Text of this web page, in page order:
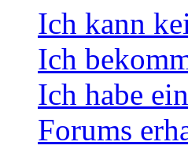
Ich kann
Ich
Ich habe
Forums